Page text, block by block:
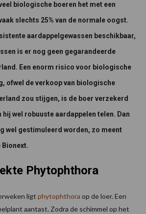
biologische boeren het met een
slechts 25% van de normale oogst.
aardappelgewassen beschikbaar,
is er nog geen gegarandeerde
Een enorm risico voor biologische
ofwel de verkoop van biologische
zou stijgen, is de boer verzekerd
hij wel robuuste aardappelen telen. Dan
wel gestimuleerd worden, zo meent
Phytophthora
ligt phytophthora op de loer. Een
aantast. Zodra de schimmel op het